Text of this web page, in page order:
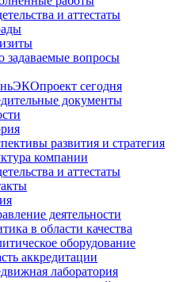
и аттестаты
задаваемые вопросы
сегодня
документы
развития и стратегия
компании
и аттестаты
деятельности
в области качества
оборудование
аккредитации
лаборатория